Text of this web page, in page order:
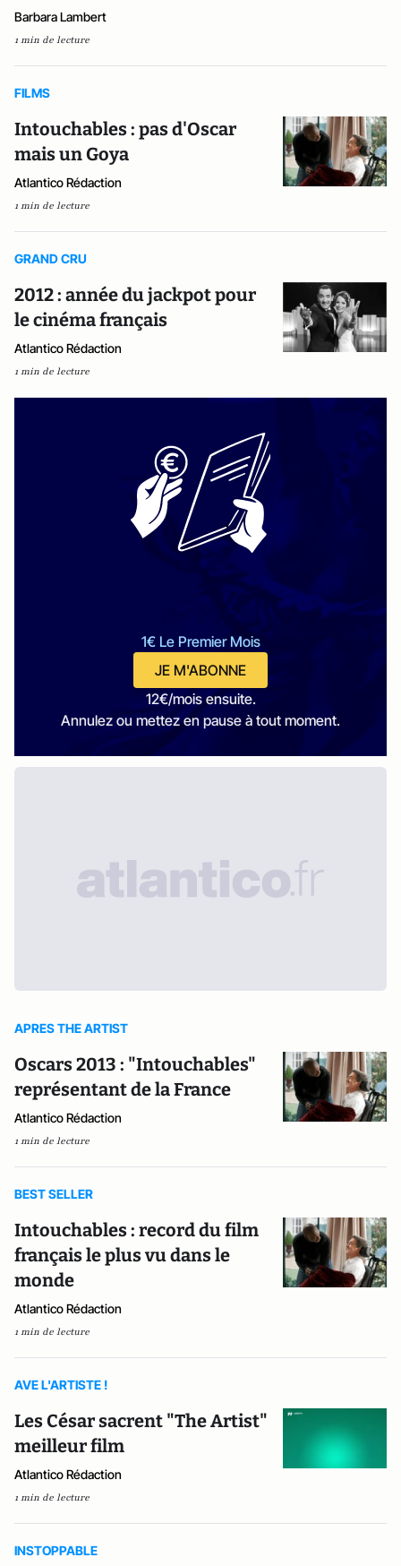
Barbara Lambert
1 min de lecture
FILMS
Intouchables : pas d'Oscar
mais un Goya
Atlantico Rédaction
1 min de lecture
GRAND CRU
2012 : année du jackpot pour
le cinéma français
Atlantico Rédaction
1 min de lecture
1€ Le Premier Mois
JE M'ABONNE
12€/mois ensuite.
Annulez ou mettez en pause à tout moment.
APRES THE ARTIST
Oscars 2013 : "Intouchables"
représentant de la France
Atlantico Rédaction
1 min de lecture
BEST SELLER
Intouchables : record du film
français le plus vu dans le
monde
Atlantico Rédaction
1 min de lecture
AVE L'ARTISTE !
Les César sacrent "The Artist"
meilleur film
Atlantico Rédaction
1 min de lecture
INSTOPPABLE